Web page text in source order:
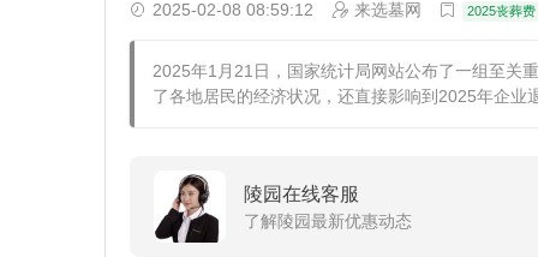
2025-02-08 08:59:12 来选墓网 2025丧葬费
2025年1月21日，国家统计局网站公布了一组至
了各地居民的经济状况，还直接影响到2025年企业
陵园在线客服
了解陵园最新优惠动态